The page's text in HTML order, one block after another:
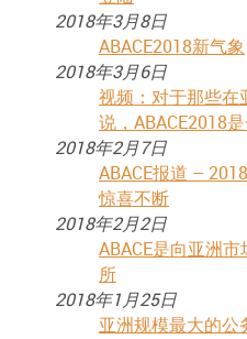
2018年3月8日
ABACE2018新气象
2018年3月6日
视频：对于那些在
说，ABACE2018是
2018年2月7日
ABACE报道 –
惊喜不断
2018年2月2日
ABACE是向亚洲
所
2018年1月25日
亚洲规模最大的公